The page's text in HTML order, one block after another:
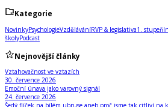
Kategorie
NovinkyPsychologieVzděláváníRVP & legislativa1. stupeň
školyPodcast
Nejnovější články
Vztahovačnost ve vztazích
30. července 2026
Emoční únava jako varovný signál
24. července 2026